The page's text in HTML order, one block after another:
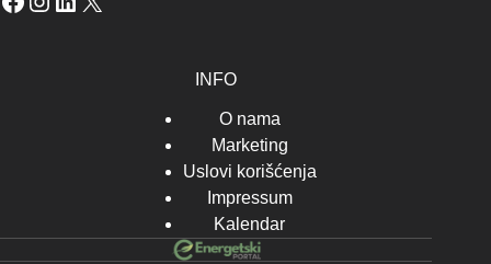
INFO
O nama
Marketing
Uslovi korišćenja
Impressum
Kalendar